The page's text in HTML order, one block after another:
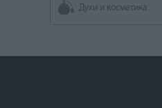
Духи и косметика